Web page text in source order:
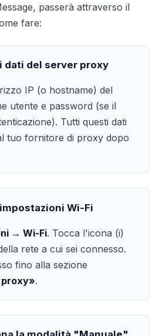
passerà attraverso il
fare:
dati del server proxy
IP (o hostname) del
utente e password (se il
Tutti questi dati
tuo fornitore di proxy dopo
Wi-Fi
→ Wi-Fi. Tocca l'icona (i)
rete a cui sei connesso.
fino alla sezione
.